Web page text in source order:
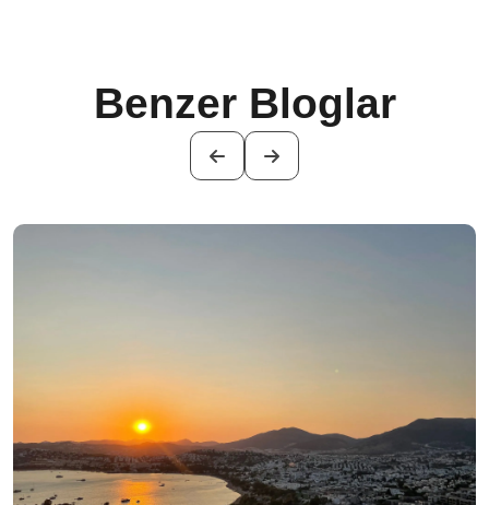
Benzer Bloglar